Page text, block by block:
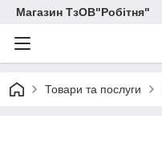
Магазин ТзОВ"Робітня"
Товари та послуги